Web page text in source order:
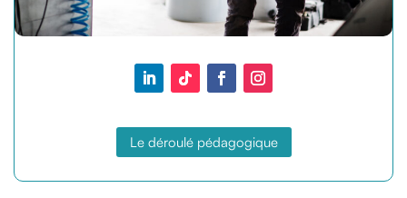
Le déroulé pédagogique